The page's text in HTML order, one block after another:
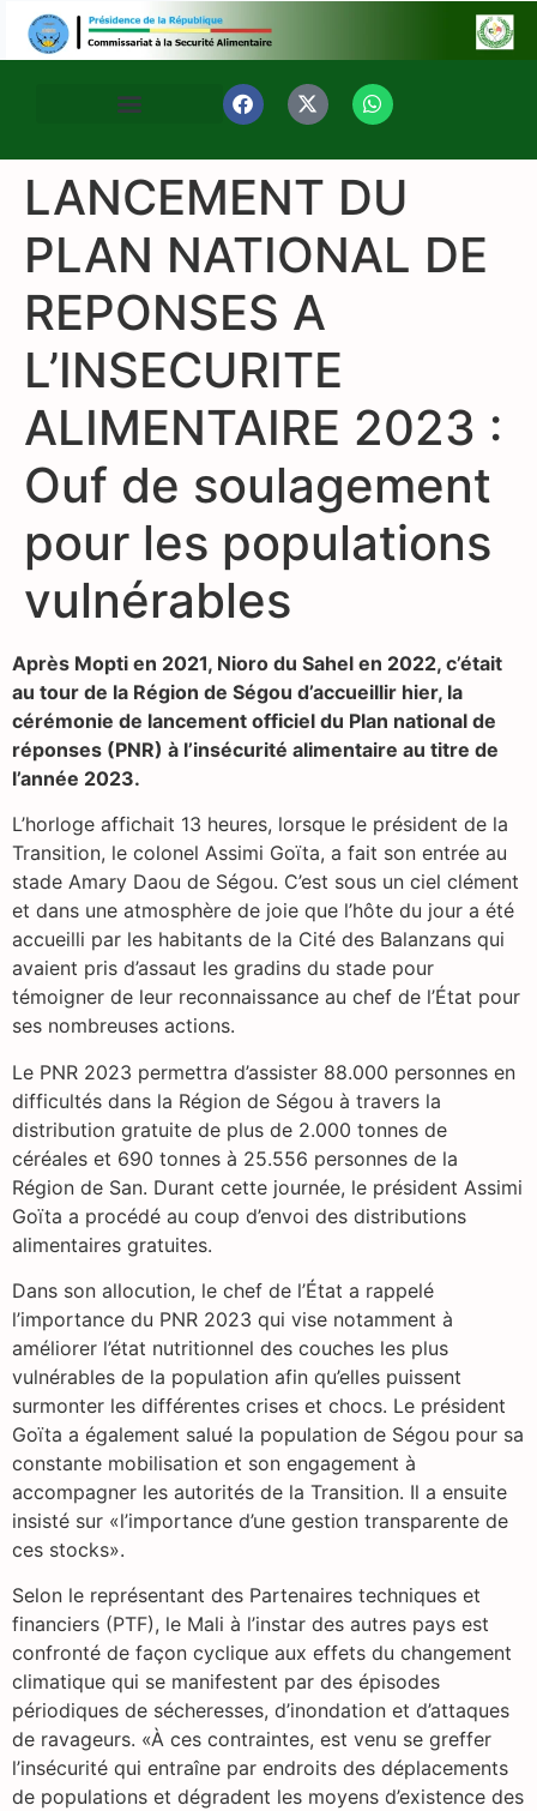
LANCEMENT DU
PLAN NATIONAL DE
REPONSES A
L’INSECURITE
ALIMENTAIRE 2023 :
Ouf de soulagement
pour les populations
vulnérables
Après Mopti en 2021, Nioro du Sahel en 2022, c’était
au tour de la Région de Ségou d’accueillir hier, la
cérémonie de lancement officiel du Plan national de
réponses (PNR) à l’insécurité alimentaire au titre de
l’année 2023.
L’horloge affichait 13 heures, lorsque le président de la
Transition, le colonel Assimi Goïta, a fait son entrée au
stade Amary Daou de Ségou. C’est sous un ciel clément
et dans une atmosphère de joie que l’hôte du jour a été
accueilli par les habitants de la Cité des Balanzans qui
avaient pris d’assaut les gradins du stade pour
témoigner de leur reconnaissance au chef de l’État pour
ses nombreuses actions.
Le PNR 2023 permettra d’assister 88.000 personnes en
difficultés dans la Région de Ségou à travers la
distribution gratuite de plus de 2.000 tonnes de
céréales et 690 tonnes à 25.556 personnes de la
Région de San. Durant cette journée, le président Assimi
Goïta a procédé au coup d’envoi des distributions
alimentaires gratuites.
Dans son allocution, le chef de l’État a rappelé
l’importance du PNR 2023 qui vise notamment à
améliorer l’état nutritionnel des couches les plus
vulnérables de la population afin qu’elles puissent
surmonter les différentes crises et chocs. Le président
Goïta a également salué la population de Ségou pour sa
constante mobilisation et son engagement à
accompagner les autorités de la Transition. Il a ensuite
insisté sur «l’importance d’une gestion transparente de
ces stocks».
Selon le représentant des Partenaires techniques et
financiers (PTF), le Mali à l’instar des autres pays est
confronté de façon cyclique aux effets du changement
climatique qui se manifestent par des épisodes
périodiques de sécheresses, d’inondation et d’attaques
de ravageurs. «À ces contraintes, est venu se greffer
l’insécurité qui entraîne par endroits des déplacements
de populations et dégradent les moyens d’existence des